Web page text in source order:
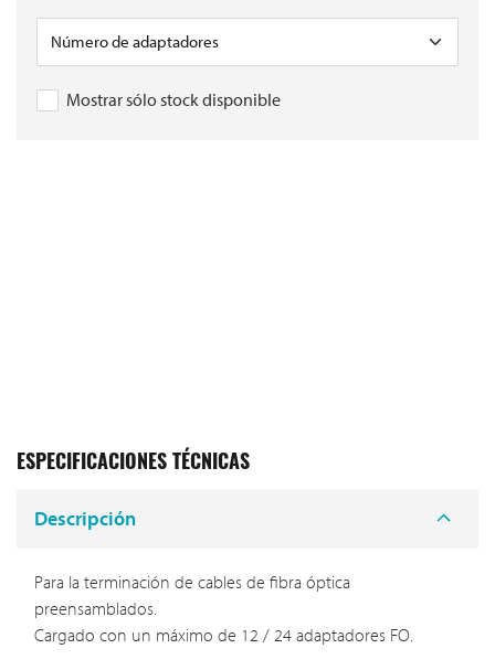
Mostrar sólo stock disponible
ESPECIFICACIONES TÉCNICAS
Descripción
Para la terminación de cables de fibra óptica
preensamblados.
Cargado con un máximo de 12 / 24 adaptadores FO.